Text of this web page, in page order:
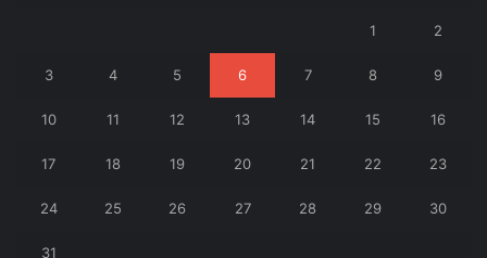
1 2
3 4 5 6 7 8 9
10 11 12 13 14 15 16
17 18 19 20 21 22 23
24 25 26 27 28 29 30
31